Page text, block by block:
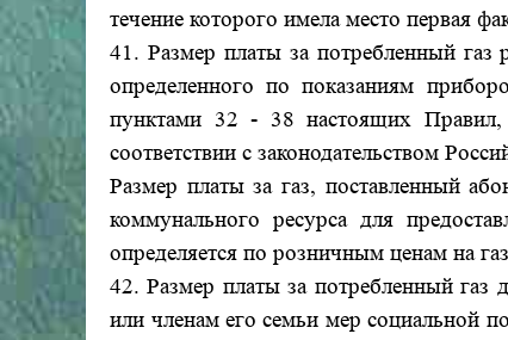
течение которого имела место первая
41. Размер платы за потребленный газ
определенного по показаниям
пунктами 32 - 38 настоящих
соответствии с законодательством
Размер платы за газ, поставленный
коммунального ресурса для
определяется по розничным ценам на
42. Размер платы за потребленный газ
или членам его семьи мер социальной